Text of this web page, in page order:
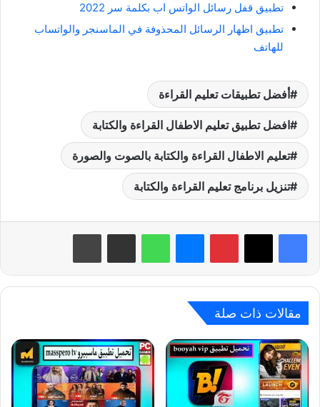
تطبيق قفل رسائل الواتس اب بكلمة سر 2022
تطبيق اظهار الرسائل المحذوفة في الماسنجر والواتساب
للهاتف
أفضل تطبيقات تعليم القراءة
افضل تطبيق تعليم الاطفال القراءة والكتابة
تعليم الاطفال القراءة والكتابة بالصوت والصورة
تنزيل برنامج تعليم القراءة والكتابة
بينتيريست واتساب
مقالات ذات صلة